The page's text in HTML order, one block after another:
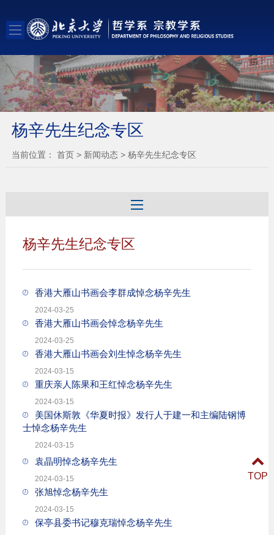
杨辛先生纪念专区
当前位置： 首页> 新闻动态> 杨辛先生纪念专区
杨辛先生纪念专区
香港大雁山书画会李群成悼念杨辛先生
2024-03-25
香港大雁山书画会悼念杨辛先生
2024-03-25
香港大雁山书画会刘生悼念杨辛先生
2024-03-15
重庆亲人陈果和王红悼念杨辛先生
2024-03-15
美国休斯敦《华夏时报》发行人于建一和主编陆钢博
士悼念杨辛先生
2024-03-15
袁晶明悼念杨辛先生
2024-03-15
张旭悼念杨辛先生
2024-03-15
保亭县委书记穆克瑞悼念杨辛先生
TOP